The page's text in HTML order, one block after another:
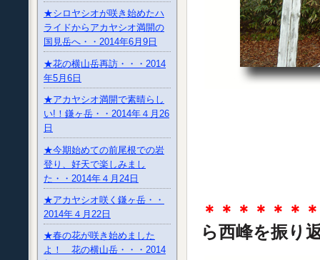
★シロヤシオが咲き始めたハ
ライドからアカヤシオ満開の
国見岳へ・・2014年6月9日
★花の横山岳再訪・・・2014
年5月6日
★アカヤシオ満開で素晴らし
い!！鎌ヶ岳・・2014年４月26
日
★今期始めての前尾根での岩
登り、好天で楽しみまし
た・・2014年４月24日
★アカヤシオ咲く鎌ヶ岳・・
2014年４月22日
★春の花が咲き始めました
よ！ 花の横山岳・・・2014
＊＊＊＊＊＊
ら西峰を振り